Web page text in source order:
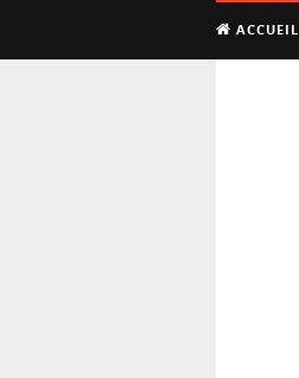
ACCUEIL